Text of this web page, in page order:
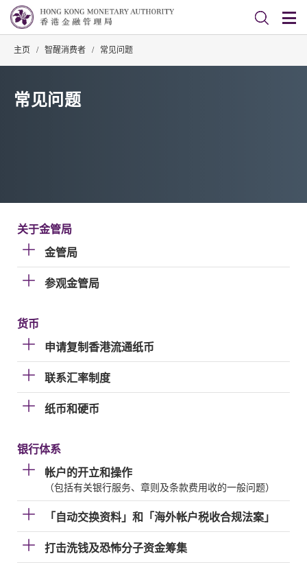
主页 / 智醒消费者 / 常见问题
常见问题
关于金管局
金管局
参观金管局
货币
申请复制香港流通纸币
联系汇率制度
纸币和硬币
银行体系
帐户的开立和操作
（包括有关银行服务、章则及条款费用收的一般问题）
「自动交换资料」和「海外帐户税收合规法案」
打击洗钱及恐怖分子资金筹集